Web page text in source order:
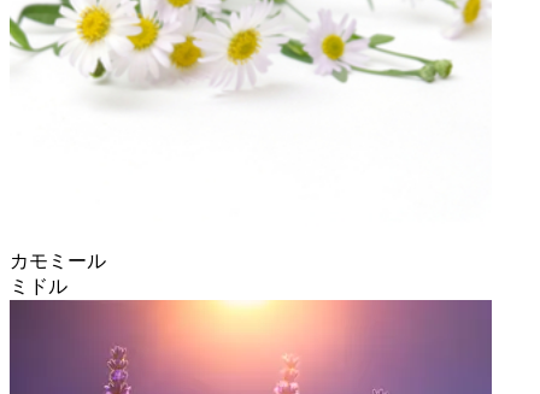
カモミール
ミドル